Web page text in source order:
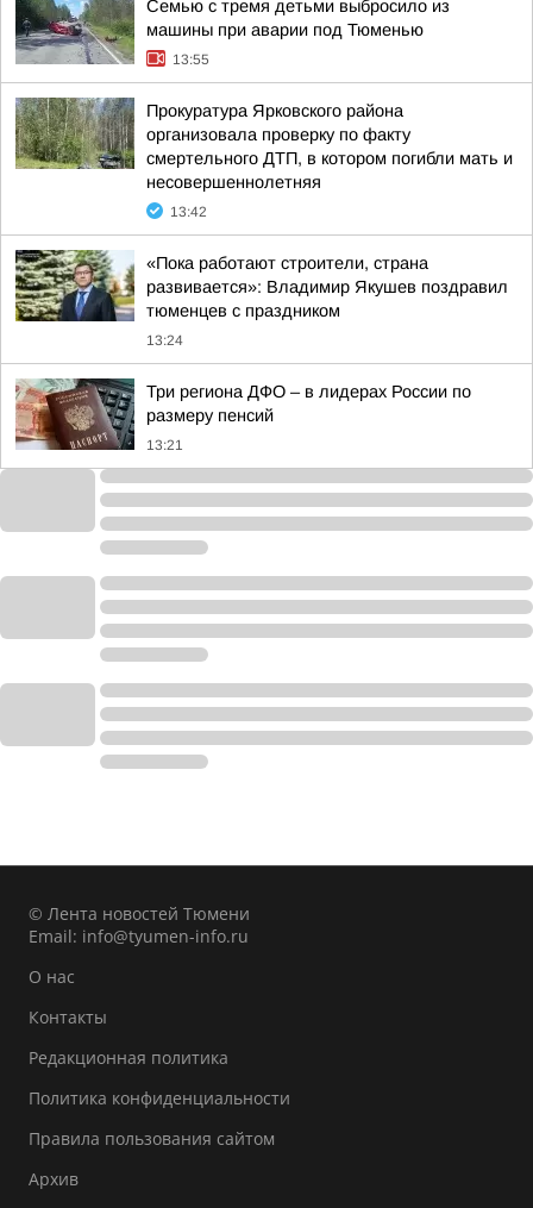
Семью с тремя детьми выбросило из
машины при аварии под Тюменью
13:55
Прокуратура Ярковского района
организовала проверку по факту
смертельного ДТП, в котором погибли мать и
несовершеннолетняя
13:42
«Пока работают строители, страна
развивается»: Владимир Якушев поздравил
тюменцев с праздником
13:24
Три региона ДФО – в лидерах России по
размеру пенсий
13:21
© Лента новостей Тюмени
Email: info@tyumen-info.ru
О нас
Контакты
Редакционная политика
Политика конфиденциальности
Правила пользования сайтом
Архив